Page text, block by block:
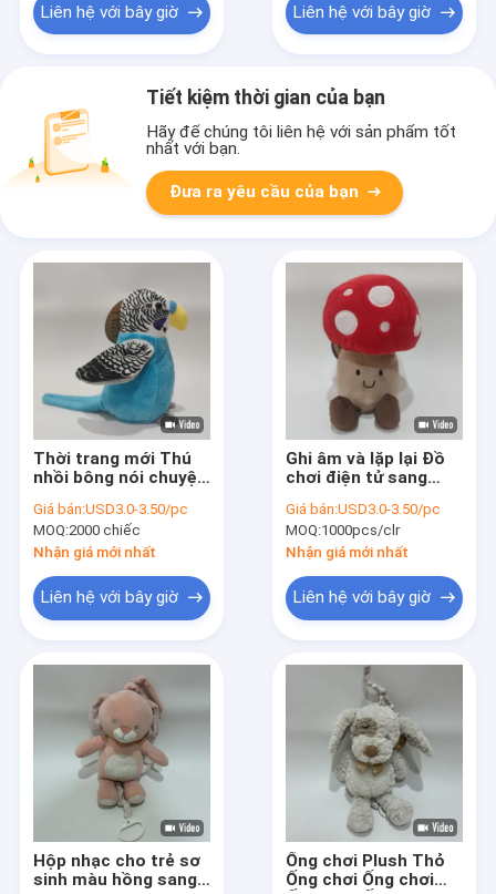
Liên hệ với bây giờ Liên hệ với bây giờ
Tiết kiệm thời gian của bạn
Hãy để chúng tôi liên hệ với sản phẩm tốt
nhất với bạn.
Đưa ra yêu cầu của bạn
Thời trang mới Thú
nhồi bông nói chuyện
Giá bán:USD3.0-3.50/pc
MOQ:2000 chiếc
Nhận giá mới nhất
Liên hệ với bây giờ
Ghi âm và lặp lại Đồ
chơi điện tử sang
Giá bán:USD3.0-3.50/pc
MOQ:1000pcs/clr
Nhận giá mới nhất
Liên hệ với bây giờ
Hộp nhạc cho trẻ sơ
sinh màu hồng sang
Ống chơi Plush Thỏ
Ống chơi Ống chơi